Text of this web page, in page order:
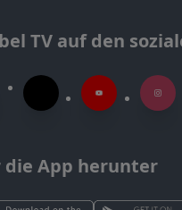
TV auf den
die App herunter